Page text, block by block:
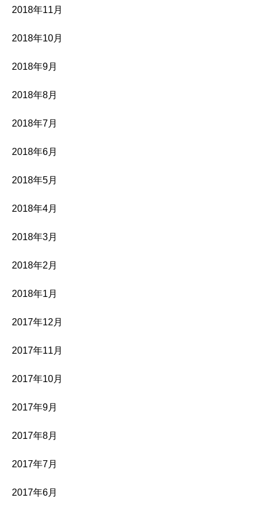
2018年11月
2018年10月
2018年9月
2018年8月
2018年7月
2018年6月
2018年5月
2018年4月
2018年3月
2018年2月
2018年1月
2017年12月
2017年11月
2017年10月
2017年9月
2017年8月
2017年7月
2017年6月